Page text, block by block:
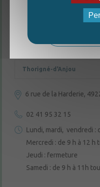
CONTACTEZ-NOUS
Thorigné-d'Anjou
6 rue de la Harderie,
02 41 95 32 15
Lundi, mardi, vendredi :
Mercredi : de 9 h à 12 h
Jeudi : fermeture
Samedi : de 9 h à 11h
La nouvelle